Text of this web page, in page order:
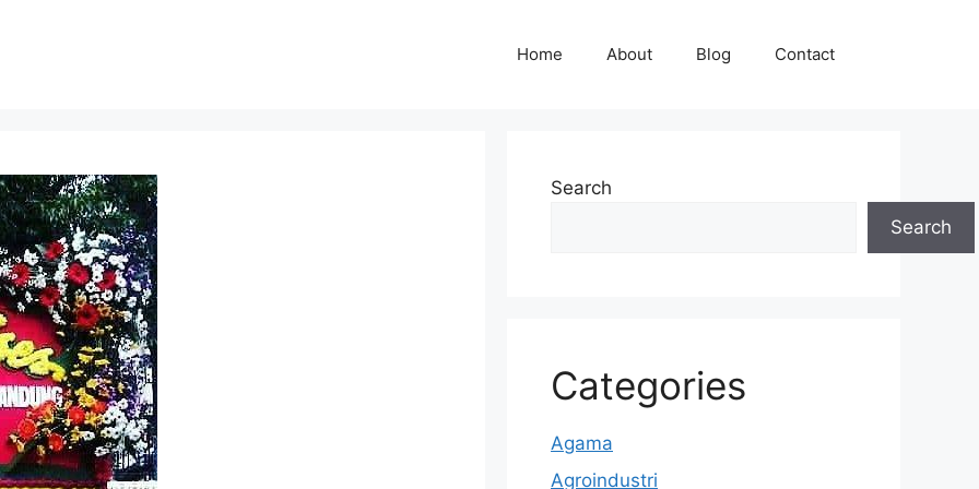
Home About Blog Contact
Search
Search
Categories
Agama
Agroindustri